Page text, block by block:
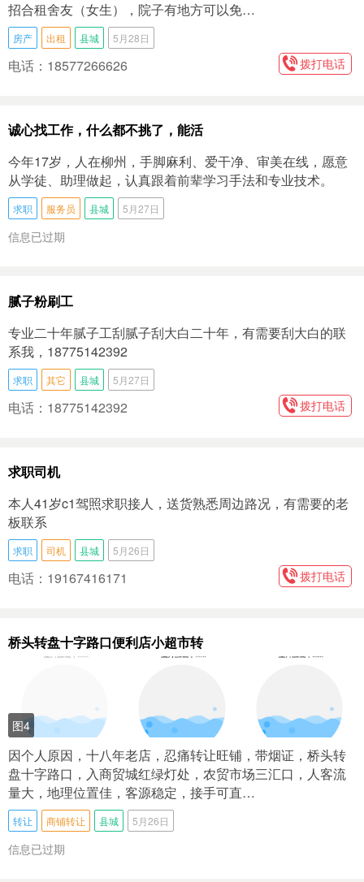
招合租舍友（女生），院子有地方可以免…
房产 出租 县城 5月28日
电话：18577266626 拨打电话
诚心找工作，什么都不挑了，能活
今年17岁，人在柳州，手脚麻利、爱干净、审美在线，愿意
从学徒、助理做起，认真跟着前辈学习手法和专业技术。
求职 服务员 县城 5月27日
信息已过期
腻子粉刷工
专业二十年腻子工刮腻子刮大白二十年，有需要刮大白的联
系我，18775142392
求职 其它 县城 5月27日
电话：18775142392 拨打电话
求职司机
本人41岁c1驾照求职接人，送货熟悉周边路况，有需要的老
板联系
求职 司机 县城 5月26日
电话：19167416171 拨打电话
桥头转盘十字路口便利店小超市转
图4
因个人原因，十八年老店，忍痛转让旺铺，带烟证，桥头转
盘十字路口，入商贸城红绿灯处，农贸市场三汇口，人客流
量大，地理位置佳，客源稳定，接手可直…
转让 商铺转让 县城 5月26日
信息已过期